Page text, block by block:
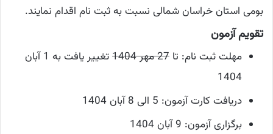
بومی استان خراسان شمالی نسبت به ثبت نام اقدام نمایند.
تقویم آزمون
مهلت ثبت نام: تا 27 مهر 1404
تغییر یافت به 1 آبان
1404
دریافت کارت آزمون: 5 الی 8 آبان 1404
برگزاری آزمون: 9 آبان 1404